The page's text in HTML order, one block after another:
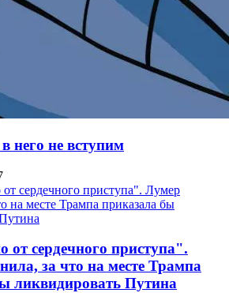
него не вступим
от сердечного приступа".
за что на месте Трампа
ликвидировать Путина